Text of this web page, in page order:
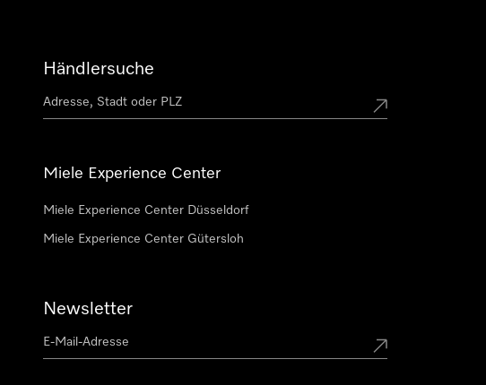
Händlersuche
Miele Experience Center
Miele Experience Center Düsseldorf
Miele Experience Center Gütersloh
Newsletter